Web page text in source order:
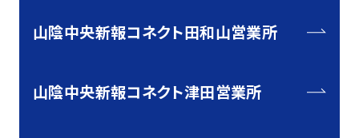
山陰中央新報コネクト田和山営業所
山陰中央新報コネクト津田営業所